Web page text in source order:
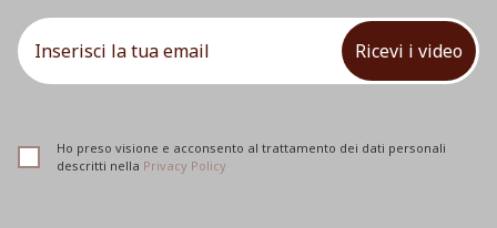
Ricevi i video
Ho preso visione e acconsento al trattamento dei dati personali
descritti nella Privacy Policy